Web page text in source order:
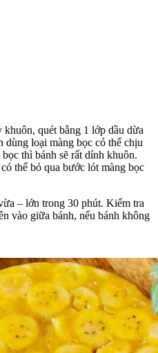
quét bằng 1 lớp dầu dừa
loại màng bọc có thể chịu
thì bánh sẽ rất dính khuôn.
thể bỏ qua bước lót màng bọc
– lớn trong 30 phút. Kiểm tra
vào giữa bánh, nếu bánh không